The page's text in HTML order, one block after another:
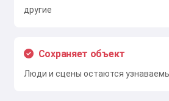
другие
Сохраняет объект
Люди и сцены остаются